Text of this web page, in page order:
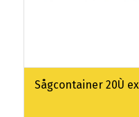
Sågcontainer 20Ù